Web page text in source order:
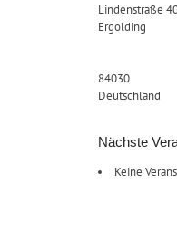
Lindenstraße
Ergolding
84030
Deutschland
Nächste
Keine